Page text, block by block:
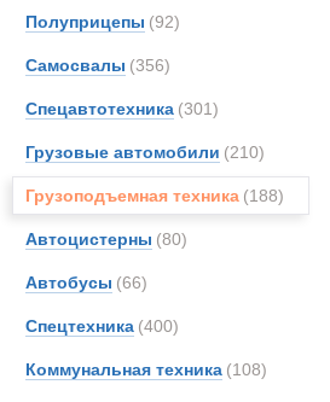
Полуприцепы (92)
Самосвалы (356)
Спецавтотехника (301)
Грузовые автомобили (210)
Грузоподъемная техника (188)
Автоцистерны (80)
Автобусы (66)
Спецтехника (400)
Коммунальная техника (108)